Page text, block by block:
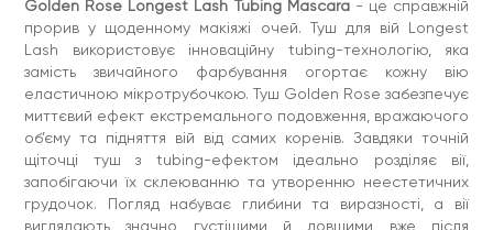
максимальним комфортом носіння. Ця подовжувальна туш
чудово підійде як для легкого денного макіяжу, так і для
особливих подій, коли вам потрібен виразний погляд. Це
ідеальна чорна туш для людей із чутливими очима та
користувачів контактних лінз. Спробуйте вже сьогодні цю
сучасну формулу та забудьте про ефект панди назавжди.
Додайте до кошика та насолоджуйтеся красивим
ефектом вій, які привертають увагу.
Спосіб використання:
нанесіть перший шар від коренів до
кінчиків вій, потім нанесіть наступний шар до висихання
попереднього.
Golden Rose Longest Lash Tubing Mascara- це справжній
прорив у щоденному макіяжі очей. Туш для вій Longest
Lash використовує інноваційну tubing-технологію, яка
замість звичайного фарбування огортає кожну вію
еластичною мікротрубочкою. Туш Golden Rose забезпечує
миттєвий ефект екстремального подовження, вражаючого
об’єму та підняття вій від самих коренів. Завдяки точній
щіточці туш з tubing-ефектом ідеально розділяє вії,
запобігаючи їх склеюванню та утворенню неестетичних
грудочок. Погляд набуває глибини та виразності, а вії
виглядають значно густішими й довшими вже після